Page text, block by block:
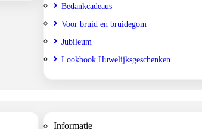
Bedankcadeaus
Voor bruid en bruidegom
Jubileum
Lookbook Huwelijksgeschenken
Informatie